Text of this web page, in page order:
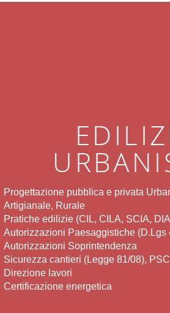
Progettazione pubblica e privata
Artigianale, Rurale
Pratiche edilizie (CIL, CILA, SCIA,
Autorizzazioni Paesaggistiche (D.Lgs
Autorizzazioni Soprintendenza
Sicurezza cantieri (Legge 81/08),
Direzione lavori
Certificazione energetica